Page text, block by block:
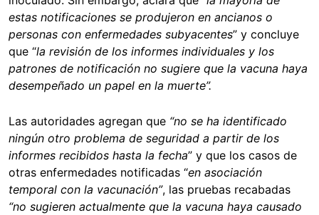
estas notificaciones se produjeron en ancianos o
personas con enfermedades subyacentes” y concluye
que “la revisión de los informes individuales y los
patrones de notificación no sugiere que la vacuna haya
desempeñado un papel en la muerte”.
Las autoridades agregan que “no se ha identificado
ningún otro problema de seguridad a partir de los
informes recibidos hasta la fecha” y que los casos de
otras enfermedades notificadas “en asociación
temporal con la vacunación”, las pruebas recabadas
“no sugieren actualmente que la vacuna haya causado